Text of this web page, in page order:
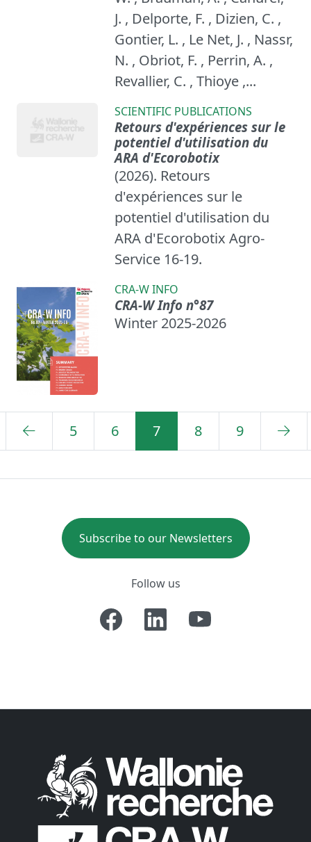
J. , Delporte, F. , Dizien, C. ,
Gontier, L. , Le Net, J. , Nassr,
N. , Obriot, F. , Perrin, A. ,
Revallier, C. , Thioye ,...
SCIENTIFIC PUBLICATIONS
Retours d'expériences sur le
potentiel d'utilisation du
ARA d'Ecorobotix
(2026). Retours
d'expériences sur le
potentiel d'utilisation du
ARA d'Ecorobotix Agro-
Service 16-19.
CRA-W INFO
CRA-W Info n°87
Winter 2025-2026
5 6 7 8 9
Subscribe to our Newsletters
Follow us